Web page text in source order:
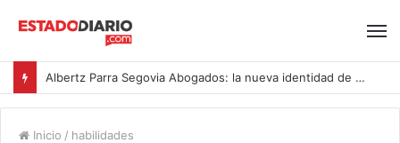
Albertz Parra Segovia Abogados: la nueva identidad de Segovia Consulting
Inicio / habilidades